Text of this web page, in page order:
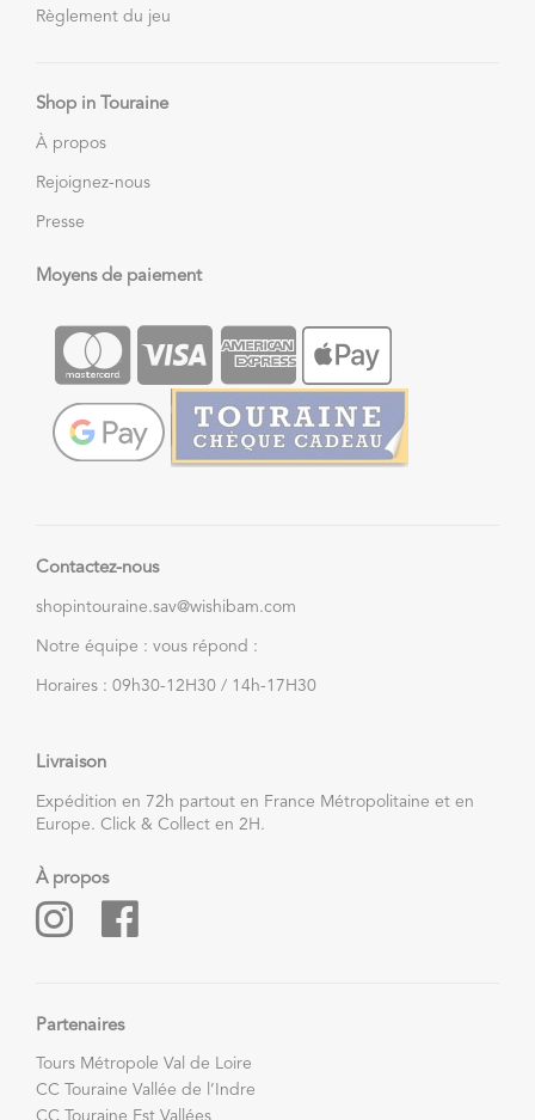
Règlement du jeu
Shop in Touraine
À propos
Rejoignez-nous
Presse
Moyens de paiement
Contactez-nous
shopintouraine.sav@wishibam.com
Notre équipe : vous répond :
Horaires : 09h30-12H30 / 14h-17H30
Livraison
Expédition en 72h partout en France Métropolitaine et en
Europe. Click & Collect en 2H.
À propos
Partenaires
Tours Métropole Val de Loire
CC Touraine Vallée de l’Indre
CC Touraine Est Vallées